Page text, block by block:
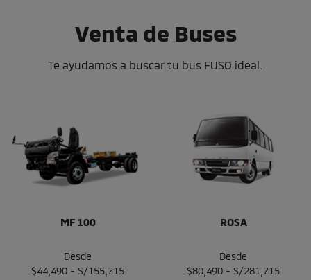
Venta de Buses
Te ayudamos a buscar tu bus FUSO ideal.
MF 100
Desde
$44,490 - S/155,715
ROSA
Desde
$80,490 - S/281,715